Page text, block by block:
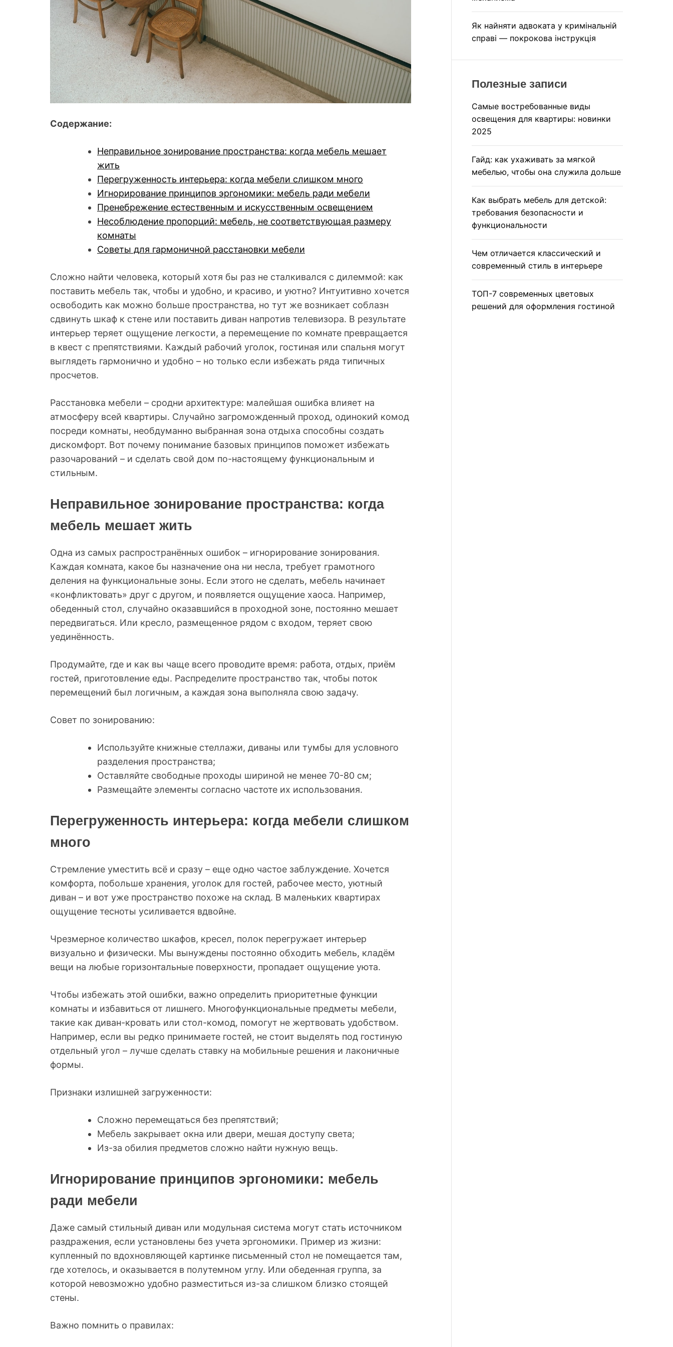
Содержание:
Неправильное зонирование пространства: когда мебель мешает
жить
Перегруженность интерьера: когда мебели слишком много
Игнорирование принципов эргономики: мебель ради мебели
Пренебрежение естественным и искусственным освещением
Несоблюдение пропорций: мебель, не соответствующая размеру
комнаты
Советы для гармоничной расстановки мебели
Сложно найти человека, который хотя бы раз не сталкивался с дилеммой: как
поставить мебель так, чтобы и удобно, и красиво, и уютно? Интуитивно хочется
освободить как можно больше пространства, но тут же возникает соблазн
сдвинуть шкаф к стене или поставить диван напротив телевизора. В результате
интерьер теряет ощущение легкости, а перемещение по комнате превращается
в квест с препятствиями. Каждый рабочий уголок, гостиная или спальня могут
выглядеть гармонично и удобно – но только если избежать ряда типичных
просчетов.
Расстановка мебели – сродни архитектуре: малейшая ошибка влияет на
атмосферу всей квартиры. Случайно загроможденный проход, одинокий комод
посреди комнаты, необдуманно выбранная зона отдыха способны создать
дискомфорт. Вот почему понимание базовых принципов поможет избежать
разочарований – и сделать свой дом по-настоящему функциональным и
стильным.
Неправильное зонирование пространства: когда
мебель мешает жить
Одна из самых распространённых ошибок – игнорирование зонирования.
Каждая комната, какое бы назначение она ни несла, требует грамотного
деления на функциональные зоны. Если этого не сделать, мебель начинает
«конфликтовать» друг с другом, и появляется ощущение хаоса. Например,
обеденный стол, случайно оказавшийся в проходной зоне, постоянно мешает
передвигаться. Или кресло, размещенное рядом с входом, теряет свою
уединённость.
Продумайте, где и как вы чаще всего проводите время: работа, отдых, приём
гостей, приготовление еды. Распределите пространство так, чтобы поток
перемещений был логичным, а каждая зона выполняла свою задачу.
Совет по зонированию:
Используйте книжные стеллажи, диваны или тумбы для условного
разделения пространства;
Оставляйте свободные проходы шириной не менее 70-80 см;
Размещайте элементы согласно частоте их использования.
Перегруженность интерьера: когда мебели слишком
много
Стремление уместить всё и сразу – еще одно частое заблуждение. Хочется
комфорта, побольше хранения, уголок для гостей, рабочее место, уютный
диван – и вот уже пространство похоже на склад. В маленьких квартирах
ощущение тесноты усиливается вдвойне.
Чрезмерное количество шкафов, кресел, полок перегружает интерьер
визуально и физически. Мы вынуждены постоянно обходить мебель, кладём
вещи на любые горизонтальные поверхности, пропадает ощущение уюта.
Чтобы избежать этой ошибки, важно определить приоритетные функции
комнаты и избавиться от лишнего. Многофункциональные предметы мебели,
такие как диван-кровать или стол-комод, помогут не жертвовать удобством.
Например, если вы редко принимаете гостей, не стоит выделять под гостиную
отдельный угол – лучше сделать ставку на мобильные решения и лаконичные
формы.
Признаки излишней загруженности:
Сложно перемещаться без препятствий;
Мебель закрывает окна или двери, мешая доступу света;
Из-за обилия предметов сложно найти нужную вещь.
Игнорирование принципов эргономики: мебель
ради мебели
Даже самый стильный диван или модульная система могут стать источником
раздражения, если установлены без учета эргономики. Пример из жизни:
купленный по вдохновляющей картинке письменный стол не помещается там,
где хотелось, и оказывается в полутемном углу. Или обеденная группа, за
которой невозможно удобно разместиться из-за слишком близко стоящей
стены.
Важно помнить о правилах:
Як найняти адвоката у кримінальній
справі — покрокова інструкція
Полезные записи
Самые востребованные виды
освещения для квартиры: новинки
2025
Гайд: как ухаживать за мягкой
мебелью, чтобы она служила дольше
Как выбрать мебель для детской:
требования безопасности и
функциональности
Чем отличается классический и
современный стиль в интерьере
ТОП-7 современных цветовых
решений для оформления гостиной